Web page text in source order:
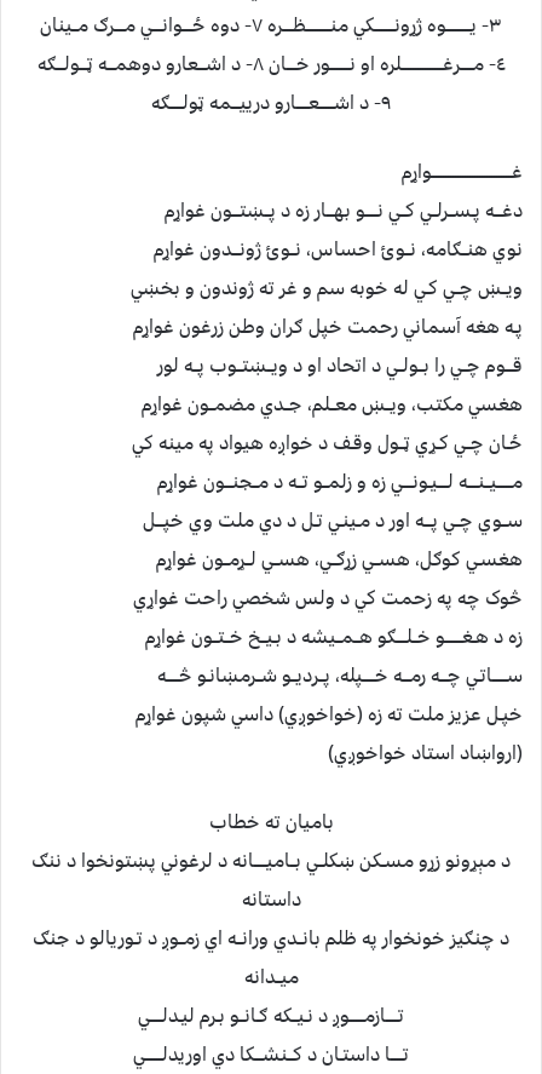
٣- يــــــــــوه ژړونــــــــکي منــــــــــظــــره ٧- دوه ځــــوانــــي مــــرګ مــينان
٤- مـــــرغـــــــــــــــــلره او نــــــــور خــــان ٨- د اشـــعارو دوهمـــه ټـــولـــګه
٩- د اشــــــعـــــارو درييـــمه ټولـــــګه
غـــــــــــــــــــــــــــــــــواړم
دغـــه پـســرلــي کــي نـــــو بهـــار زه د پــښتـــون غواړم
نوي هنــګامه، نــوئ احساس، نــوئ ژونـــدون غواړم
ويــښ چــي کـي له خوبه سم و غر ته ژوندون و بخښي
پـه هغه آسماني رحمت خپل ګران وطن زرغون غواړم
قـــوم چــي را بــولــي د اتحاد او د ويــښتــوب پــه لور
هغسي مکتب، ويــښ معــلم، جــدي مضمــون غواړم
ځـان چــي کـړي ټــول وقـف د خواږه هيواد په مينه کي
مــــــيــنــــه لــــيـونــــي زه و زلمــو تــه د مــجنـــون غواړم
ســوي چــي پـــه اور د مـينـي تـل د دي ملت وي خپـــل
هغسـي کوګل، هســي زړګــي، هســي لــړمــون غواړم
څوک چه په زحمت کي د ولس شخصي راحت غواړي
زه د هـغـــــــو خــلــــګو هــمــيشه د بـيــخ خــتــون غواړم
ســــــاتـي چـــه رمـــه خـــــپله، پــرديــو شــرمښانـو څـــــه
خپـل عزيز ملت ته زه (خواخوږي) داسي شپون غواړم
(ارواښاد استاد خواخوږي)
باميان ته خطاب
د مېړونو زړو مسـکن ښکلــي بــاميـــــانه د لرغوني پښتونخوا د ننګ
داستانه
د چنګيز خونخوار په ظلم بانــدي ورانــه اي زمــوږ د تـوريالو د جنګ
ميــدانه
تـــــازمــــــوږ د نـيــکه ګـانــو بـرم ليـدلـــــي
تـــــا داستـان د کــنشـــکا دي اوريدلـــــــي